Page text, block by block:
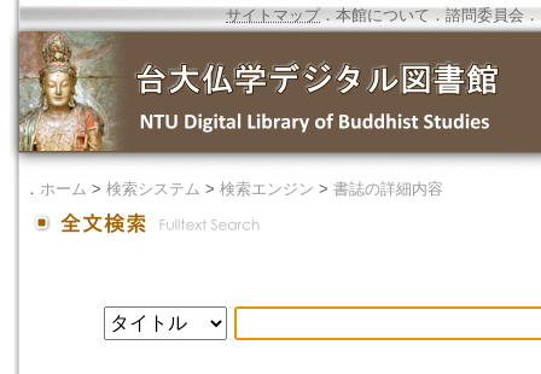
サイトマップ．本館について ． 諮問委員会 ．
． ホーム > 検索システム > 検索エンジン > 書誌の詳細内容